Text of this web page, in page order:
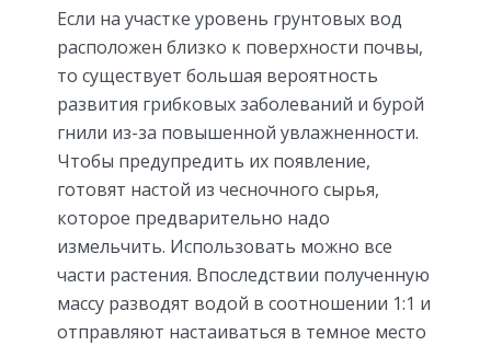
Если на участке уровень грунтовых вод
расположен близко к поверхности почвы,
то существует большая вероятность
развития грибковых заболеваний и бурой
гнили из-за повышенной увлажненности.
Чтобы предупредить их появление,
готовят настой из чесночного сырья,
которое предварительно надо
измельчить. Использовать можно все
части растения. Впоследствии полученную
массу разводят водой в соотношении 1:1 и
отправляют настаиваться в темное место